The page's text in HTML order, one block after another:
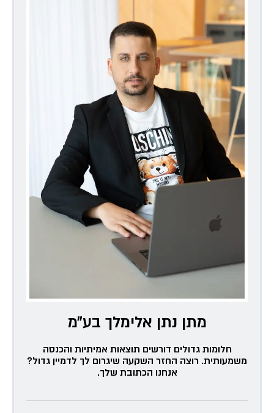
מתן נתן אלימלך בע״מ
חלומות גדולים דורשים תוצאות אמיתיות והכנסה
משמעותית. רוצה החזר השקעה שיגרום לך לדמיין גדול?
אנחנו הכתובת שלך.